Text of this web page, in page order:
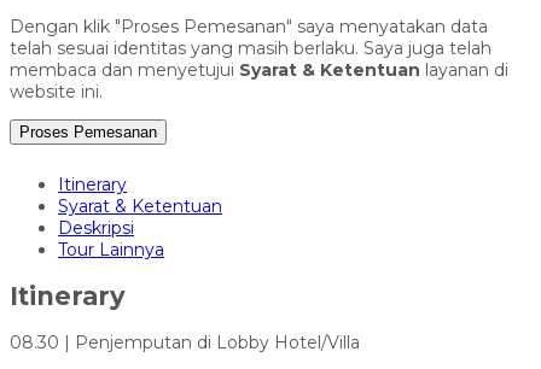
Dengan klik "Proses Pemesanan" saya menyatakan data
telah sesuai identitas yang masih berlaku. Saya juga telah
membaca dan menyetujui Syarat & Ketentuan layanan di
website ini.
Proses Pemesanan
Itinerary
Syarat & Ketentuan
Deskripsi
Tour Lainnya
Itinerary
08.30 | Penjemputan di Lobby Hotel/Villa